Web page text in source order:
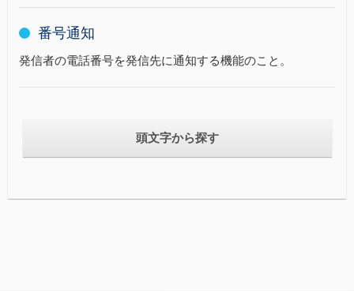
番号通知
発信者の電話番号を発信先に通知する機能のこと。
頭文字から探す